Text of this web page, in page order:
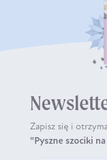
Zapisz się i
"Pyszne szociki